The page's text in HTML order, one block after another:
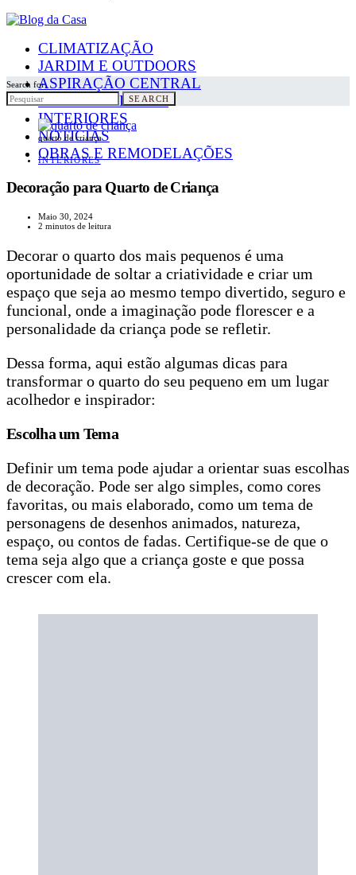
CLIMATIZAÇÃO
JARDIM E OUTDOORS
ASPIRAÇÃO CENTRAL
PAINÉIS SOLARES
INTERIORES
NOTICIAS
OBRAS E REMODELAÇÕES
Search for:
SEARCH
quarto de criança
INTERIORES
Decoração para Quarto de Criança
Maio 30, 2024
2 minutos de leitura
Decorar o quarto dos mais pequenos é uma
oportunidade de soltar a criatividade e criar um
espaço que seja ao mesmo tempo divertido, seguro e
funcional, onde a imaginação pode florescer e a
personalidade da criança pode se refletir.
Dessa forma, aqui estão algumas dicas para
transformar o quarto do seu pequeno em um lugar
acolhedor e inspirador:
Escolha um Tema
Definir um tema pode ajudar a orientar suas escolhas
de decoração. Pode ser algo simples, como cores
favoritas, ou mais elaborado, como um tema de
personagens de desenhos animados, natureza,
espaço, ou contos de fadas. Certifique-se de que o
tema seja algo que a criança goste e que possa
crescer com ela.